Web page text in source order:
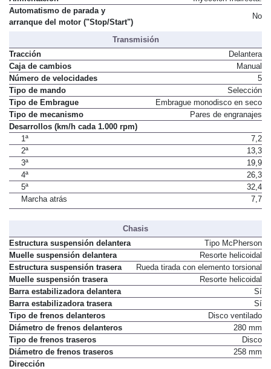
Automatismo de parada y
arranque del motor ("Stop/Start")
No
Transmisión
Tracción
Delantera
Caja de cambios
Manual
Número de velocidades
5
Tipo de mando
Selección
Tipo de Embrague
Embrague monodisco en seco
Tipo de mecanismo
Pares de engranajes
Desarrollos (km/h cada 1.000 rpm)
1ª
7,2
2ª
13,3
3ª
19,9
4ª
26,3
5ª
32,4
Marcha atrás
7,7
Chasis
Estructura suspensión delantera
Tipo McPherson
Muelle suspensión delantera
Resorte helicoidal
Estructura suspensión trasera
Rueda tirada con elemento torsional
Muelle suspensión trasera
Resorte helicoidal
Barra estabilizadora delantera
Sí
Barra estabilizadora trasera
Sí
Tipo de frenos delanteros
Disco ventilado
Diámetro de frenos delanteros
280 mm
Tipo de frenos traseros
Disco
Diámetro de frenos traseros
258 mm
Dirección